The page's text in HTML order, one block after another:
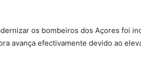
os bombeiros dos Açores foi
avança efectivamente devido ao